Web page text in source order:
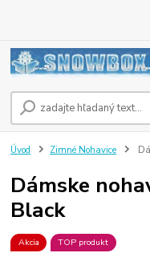
Úvod Zimné Nohavice
Dámske
Black
Akcia TOP produkt